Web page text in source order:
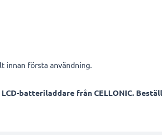
innan första användning.
batteriladdare från CELLONIC.